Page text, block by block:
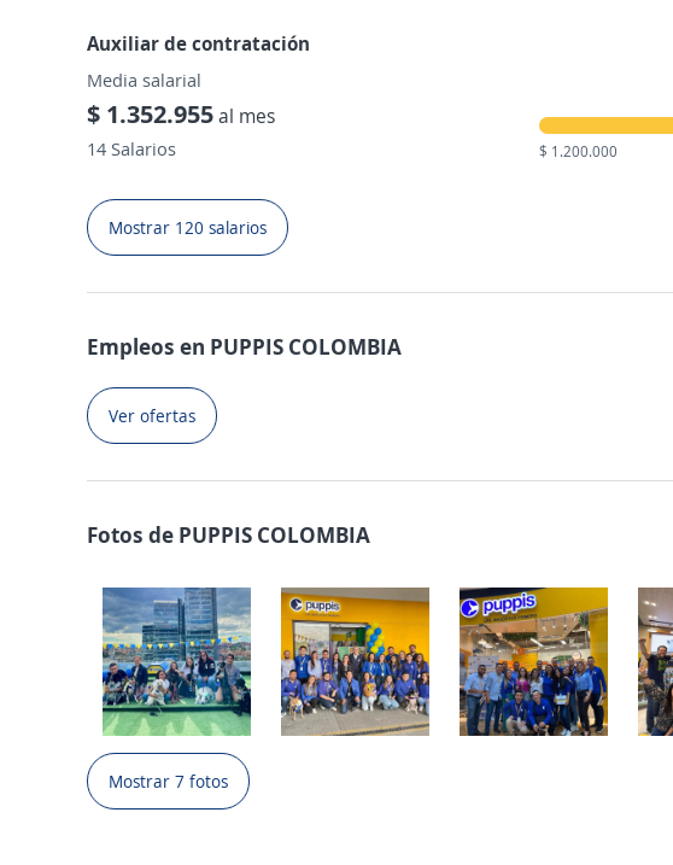
Auxiliar de contratación
Media salarial
$ 1.352.955al mes
14 Salarios $ 1.200.000
Mostrar 120 salarios
Empleos en PUPPIS COLOMBIA
Ver ofertas
Fotos de PUPPIS COLOMBIA
Mostrar 7 fotos